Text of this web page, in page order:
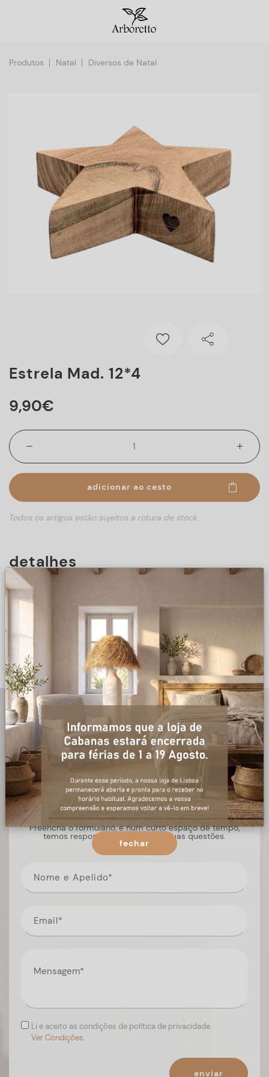
Produtos Natal Diversos de Natal
Estrela Mad. 12*4
9,90€
adicionar ao cesto
Todos os artigos estão sujeitos a rotura de stock.
detalhes
DESCRIÇÃO
+ informações
Preencha o formulário, e num curto espaço de tempo,
temos respostas para todas as suas questões.
Li e aceito as condições de política de privacidade.
Ver Condições.
enviar
fechar